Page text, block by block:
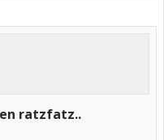
ratzfatz..